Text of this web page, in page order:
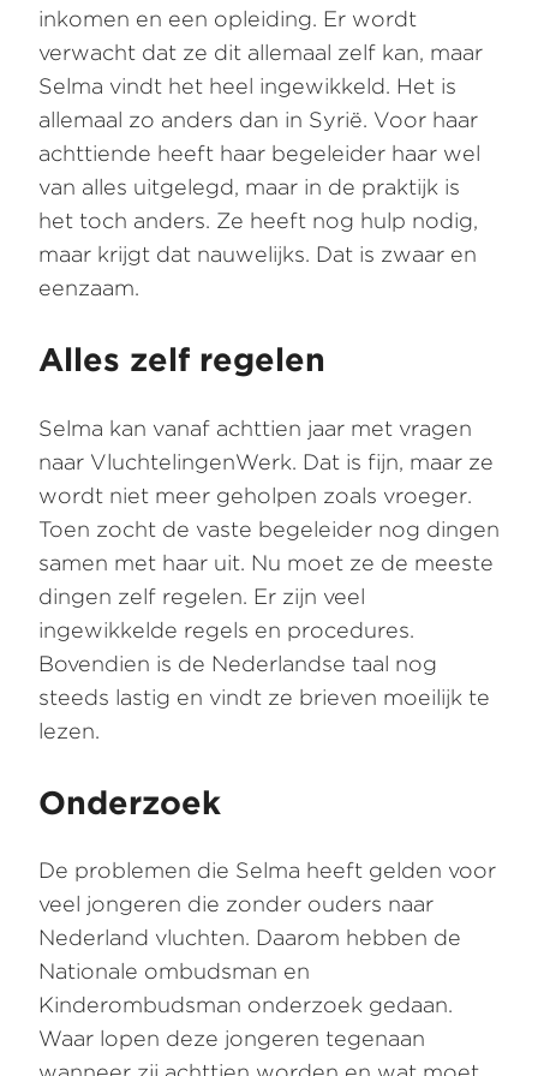
inkomen en een opleiding. Er wordt
verwacht dat ze dit allemaal zelf kan, maar
Selma vindt het heel ingewikkeld. Het is
allemaal zo anders dan in Syrië. Voor haar
achttiende heeft haar begeleider haar wel
van alles uitgelegd, maar in de praktijk is
het toch anders. Ze heeft nog hulp nodig,
maar krijgt dat nauwelijks. Dat is zwaar en
eenzaam.
Alles zelf regelen
Selma kan vanaf achttien jaar met vragen
naar VluchtelingenWerk. Dat is fijn, maar ze
wordt niet meer geholpen zoals vroeger.
Toen zocht de vaste begeleider nog dingen
samen met haar uit. Nu moet ze de meeste
dingen zelf regelen. Er zijn veel
ingewikkelde regels en procedures.
Bovendien is de Nederlandse taal nog
steeds lastig en vindt ze brieven moeilijk te
lezen.
Onderzoek
De problemen die Selma heeft gelden voor
veel jongeren die zonder ouders naar
Nederland vluchten. Daarom hebben de
Nationale ombudsman en
Kinderombudsman onderzoek gedaan.
Waar lopen deze jongeren tegenaan